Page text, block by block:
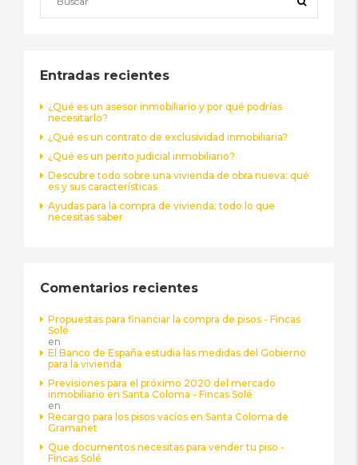
Entradas recientes
¿Qué es un asesor inmobiliario y por qué podrías
necesitarlo?
¿Qué es un contrato de exclusividad inmobiliaria?
¿Qué es un perito judicial inmobiliario?
Descubre todo sobre una vivienda de obra nueva: qué
es y sus características
Ayudas para la compra de vivienda: todo lo que
necesitas saber
Comentarios recientes
Propuestas para financiar la compra de pisos - Fincas
Solé
en
El Banco de España estudia las medidas del Gobierno
para la vivienda
Previsiones para el próximo 2020 del mercado
inmobiliario en Santa Coloma - Fincas Solé
en
Recargo para los pisos vacíos en Santa Coloma de
Gramanet
Que documentos necesitas para vender tu piso -
Fincas Solé